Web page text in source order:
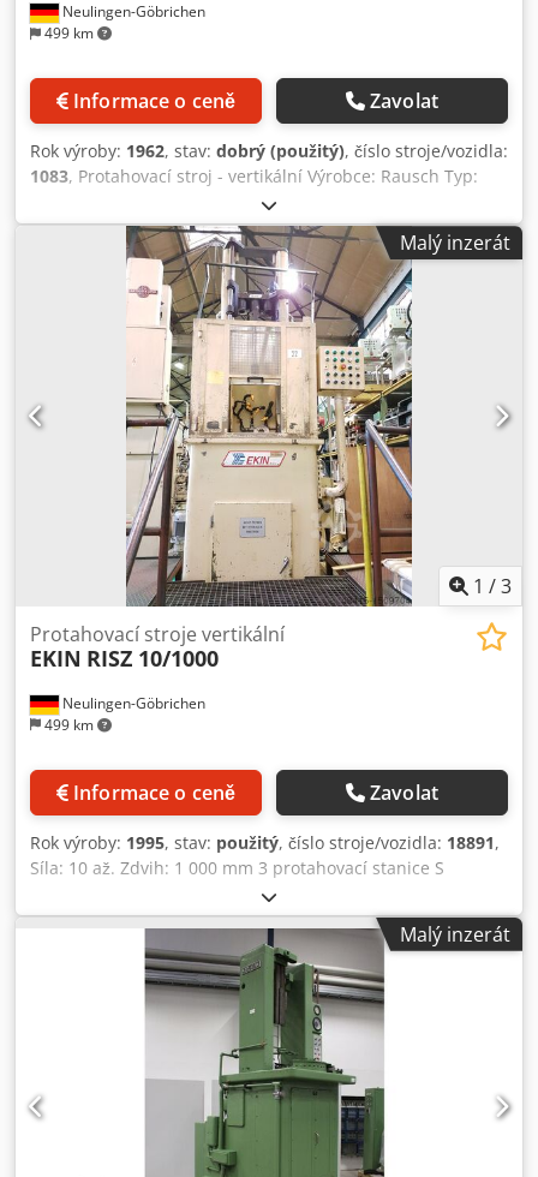
Neulingen-Göbrichen
499 km
Informace o ceně Zavolat
Rok výroby: 1962, stav: dobrý (použitý), číslo stroje/vozidla:
1083, Protahovací stroj - vertikální Výrobce: Rausch Typ:
RS10 / 915 Číslo stroje: 1083 Rok výroby: 1962 Síla: 10 T
Zdvih: 915 mm Systém DIN 1415 S podstavcem pro
umístění v horním patře Dkodjfc T Eujpfx AiwerMalý inzerát
1 /3
Neulingen-Göbrichen
499 km
Protahovací stroje vertikální
EKIN RISZ 10/1000
Informace o ceně Zavolat
Rok výroby: 1995, stav: použitý, číslo stroje/vozidla: 18891,
Síla: 10 až. Zdvih: 1 000 mm 3 protahovací stanice S
dopravníkem třísek + plošinou a bezpečnostními dveřmi
Dksdpebrcmkjfx Aiwer
Malý inzerát